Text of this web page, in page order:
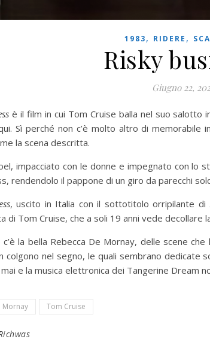
1983, RIDERE ,
Risky
Giugno 22,
è il film in cui Tom Cruise balla nel suo salotto
Sì perché non c’è molto altro di memorabile
la scena descritta.
impacciato con le donne e impegnato con lo
rendendolo il pappone di un giro da parecchi
, uscito in Italia con il sottotitolo orripilante di
di Tom Cruise, che a soli 19 anni vede decollare
la bella Rebecca De Mornay, delle scene
colgono nel segno, le quali sembrano dedicate
e la musica elettronica dei Tangerine Dream
Mornay Tom Cruise